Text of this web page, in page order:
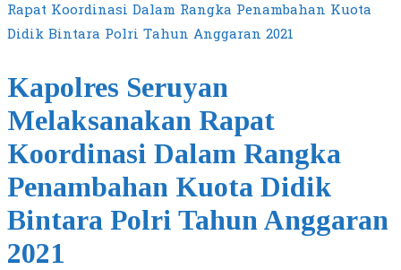
Rapat Koordinasi Dalam Rangka Penambahan Kuota
Didik Bintara Polri Tahun Anggaran 2021
Kapolres Seruyan
Melaksanakan Rapat
Koordinasi Dalam Rangka
Penambahan Kuota Didik
Bintara Polri Tahun Anggaran
2021